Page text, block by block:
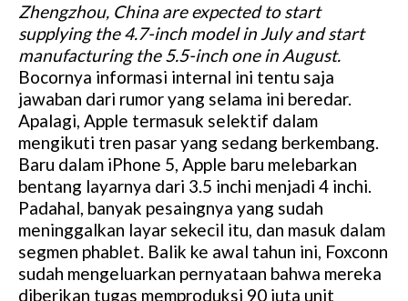
Zhengzhou, China are expected to start
supplying the 4.7-inch model in July and start
manufacturing the 5.5-inch one in August.
Bocornya informasi internal ini tentu saja
jawaban dari rumor yang selama ini beredar.
Apalagi, Apple termasuk selektif dalam
mengikuti tren pasar yang sedang berkembang.
Baru dalam iPhone 5, Apple baru melebarkan
bentang layarnya dari 3.5 inchi menjadi 4 inchi.
Padahal, banyak pesaingnya yang sudah
meninggalkan layar sekecil itu, dan masuk dalam
segmen phablet. Balik ke awal tahun ini, Foxconn
sudah mengeluarkan pernyataan bahwa mereka
diberikan tugas memproduksi 90 juta unit